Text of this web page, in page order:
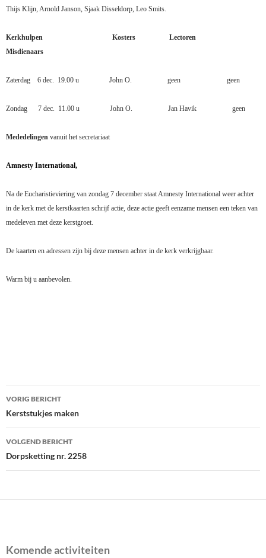
Thijs Klijn, Arnold Janson, Sjaak Disseldorp, Leo Smits.
Kerkhulpen Kosters
Lectoren
Misdienaars
Zaterdag 6 dec. 19.00 u John O. geen geen
Zondag 7 dec. 11.00 u John O. Jan Havik geen
Mededelingen vanuit het secretariaat
Amnesty International,
Na de Eucharistieviering van zondag 7 december staat Amnesty International weer achter
in de kerk met de kerstkaarten schrijf actie, deze actie geeft eenzame mensen een teken van
medeleven met deze kerstgroet.
De kaarten en adressen zijn bij deze mensen achter in de kerk verkrijgbaar.
Warm bij u aanbevolen.
Bericht
navigatie
VORIG BERICHT
Kerststukjes maken
VOLGEND BERICHT
Dorpsketting nr. 2258
Komende activiteiten